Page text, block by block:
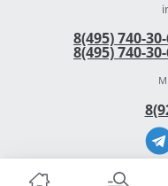
8(495) 740-
8(495) 740-